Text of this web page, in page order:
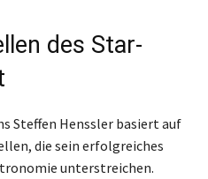
des Star-
Steffen Henssler basiert auf
die sein erfolgreiches
unterstreichen.